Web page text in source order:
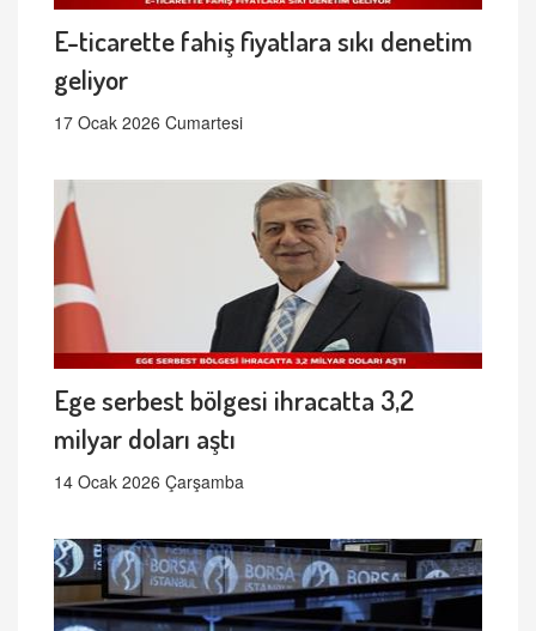
E-ticarette fahiş fiyatlara sıkı denetim
geliyor
17 Ocak 2026 Cumartesi
Ege serbest bölgesi ihracatta 3,2
milyar doları aştı
14 Ocak 2026 Çarşamba